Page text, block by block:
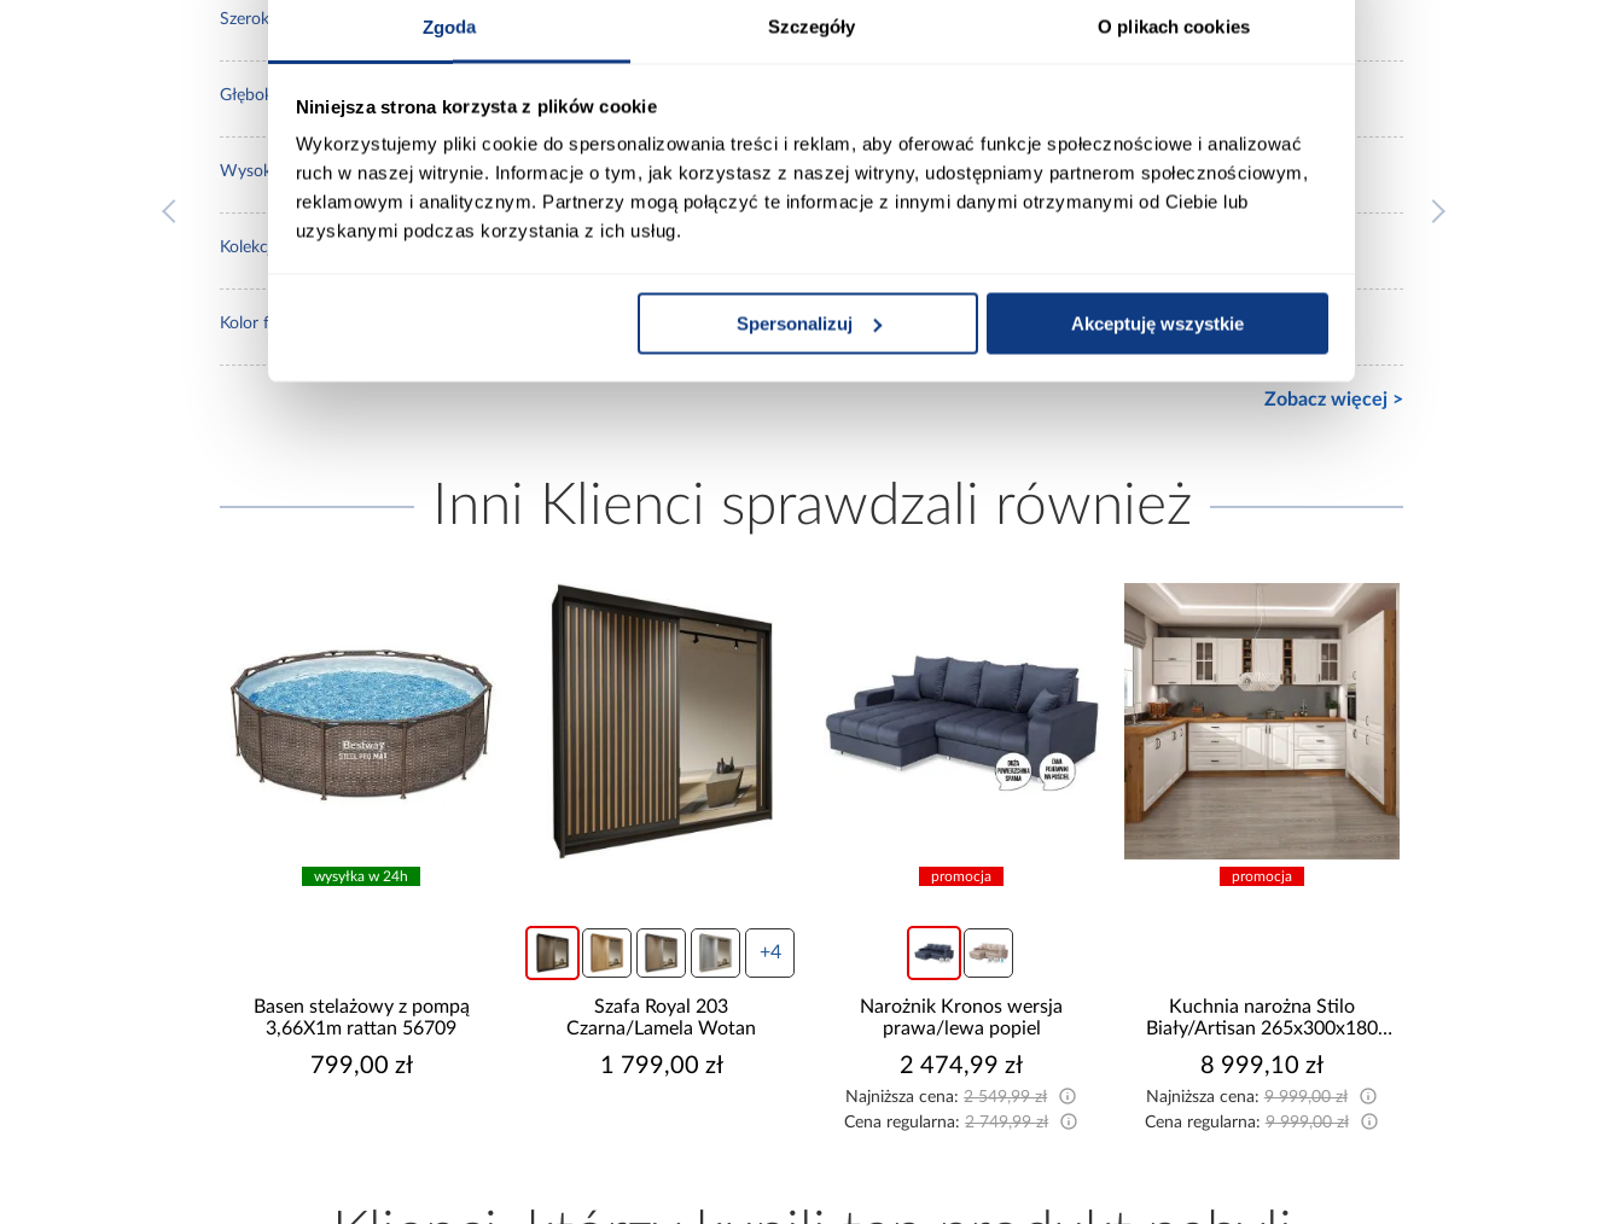
Zgoda Szczegóły O plikach cookies
Niniejsza strona korzysta z plików cookie
Wykorzystujemy pliki cookie do spersonalizowania treści i reklam, aby oferować funkcje społecznościowe i analizować
ruch w naszej witrynie. Informacje o tym, jak korzystasz z naszej witryny, udostępniamy partnerom społecznościowym,
reklamowym i analitycznym. Partnerzy mogą połączyć te informacje z innymi danymi otrzymanymi od Ciebie lub
uzyskanymi podczas korzystania z ich usług.
Spersonalizuj Akceptuję wszystkie
Szerokość [cm]:
Głębokość [cm]:
Wysokość [cm]: 90.00
Kolekcja: Cremona
Kolor frontów:
Kolor korpusu: antracyt
Wybarwienie korpusu: szare
Wykończenie korpusu: mat
Zobacz więcej >
Inni Klienci sprawdzali również
wysyłka w 24h
Basen stelażowy z pompą
3,66X1m rattan 56709
799,00 zł
+4
Szafa Royal 203
Czarna/Lamela Wotan
1 799,00 zł
promocja
Narożnik Kronos wersja
prawa/lewa popiel
2 474,99 zł
Najniższa cena:2 549,99 zł
Cena regularna:2 749,99 zł
promocja
Kuchnia narożna Stilo
Biały/Artisan 265x300x180
8 999,10 zł
Najniższa cena:9 999,00 zł
Cena regularna:9 999,00 zł